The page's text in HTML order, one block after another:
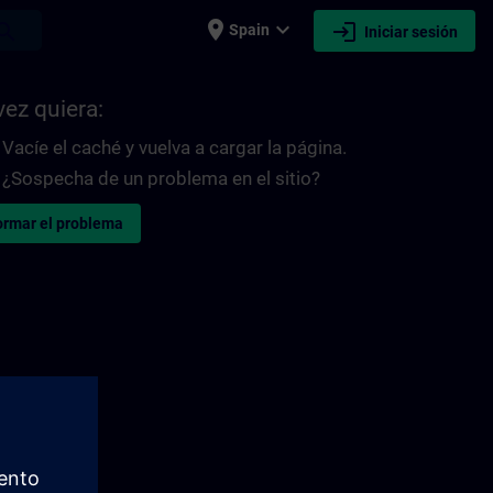
place Spain expand_more login Iniciar sesión
quiera:
Vacíe el caché y vuelva a cargar la página.
¿Sospecha de un problema en el sitio?
el problema